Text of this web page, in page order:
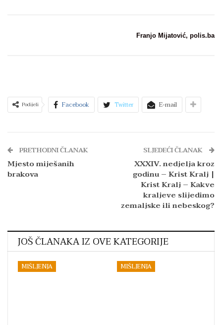
Franjo Mijatović, polis.ba
Podijeli Facebook Twitter E-mail
PRETHODNI ČLANAK
Mjesto miješanih
brakova
SLJEDEĆI ČLANAK
XXXIV. nedjelja kroz
godinu – Krist Kralj |
Krist Kralj – Kakve
kraljeve slijedimo
zemaljske ili nebeskog?
JOŠ ČLANAKA IZ OVE KATEGORIJE
MIŠLJENJA MIŠLJENJA